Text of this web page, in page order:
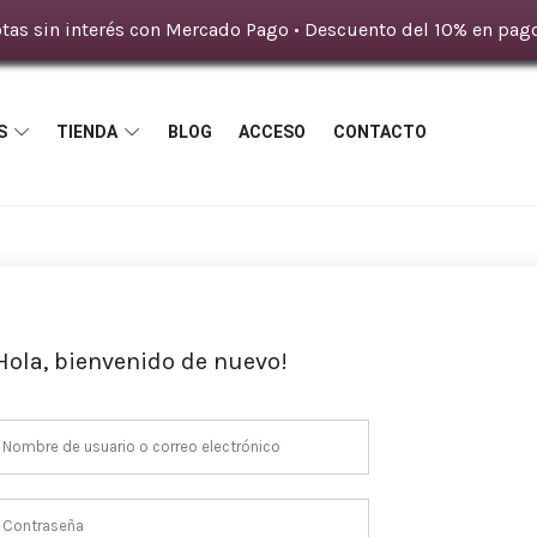
sin interés con Mercado Pago • Descuento del 10% en
TIENDA BLOG ACCESO CONTACTO
bienvenido de nuevo!